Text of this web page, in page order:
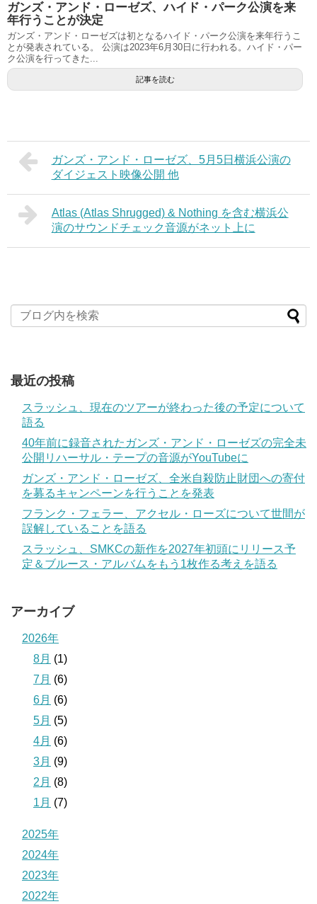
ガンズ・アンド・ローゼズ、ハイド・パーク公演を来
年行うことが決定
ガンズ・アンド・ローゼズは初となるハイド・パーク公演を来年行うこ
とが発表されている。 公演は2023年6月30日に行われる。ハイド・パー
ク公演を行ってきた...
記事を読む
ガンズ・アンド・ローゼズ、5月5日横浜公演の
ダイジェスト映像公開 他
Atlas (Atlas Shrugged) & Nothing を含む横浜公
演のサウンドチェック音源がネット上に
最近の投稿
スラッシュ、現在のツアーが終わった後の予定について
語る
40年前に録音されたガンズ・アンド・ローゼズの完全未
公開リハーサル・テープの音源がYouTubeに
ガンズ・アンド・ローゼズ、全米自殺防止財団への寄付
を募るキャンペーンを行うことを発表
フランク・フェラー、アクセル・ローズについて世間が
誤解していることを語る
スラッシュ、SMKCの新作を2027年初頭にリリース予
定＆ブルース・アルバムをもう1枚作る考えを語る
アーカイブ
2026年
8月 (1)
7月 (6)
6月 (6)
5月 (5)
4月 (6)
3月 (9)
2月 (8)
1月 (7)
2025年
2024年
2023年
2022年